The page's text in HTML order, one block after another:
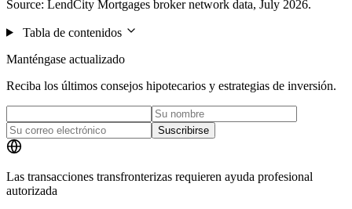
Source: LendCity Mortgages broker network data, July 2026.
Tabla de contenidos
Manténgase actualizado
Reciba los últimos consejos hipotecarios y estrategias de inversión.
Suscribirse
Las transacciones transfronterizas requieren ayuda profesional
autorizada